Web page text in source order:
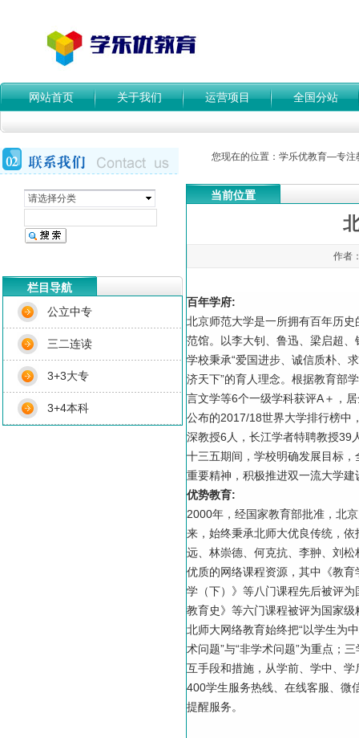
网站首页 关于我们 运营项目 全国分站
当前位置
作者
百年学府:
北京师范大学是一所拥有百年历
范馆。以李大钊、鲁迅、梁启超
学校秉承“爱国进步、诚信质朴、
济天下”的育人理念。根据教育部
言文学等6个一级学科获评A＋，
公布的2017/18世界大学排行榜中
深教授6人，长江学者特聘教授39
十三五期间，学校明确发展目标
重要精神，积极推进双一流大学建
优势教育:
2000年，经国家教育部批准，北
来，始终秉承北师大优良传统，
远、林崇德、何克抗、李翀、刘
优质的网络课程资源，其中《教
学（下）》等八门课程先后被评
教育史》等六门课程被评为国家级
北师大网络教育始终把“以学生为
术问题”与“非学术问题”为重点；
互手段和措施，从学前、学中、
400学生服务热线、在线客服、微
提醒服务。
请选择分类
您现在的位置： 学乐优教育—专注
栏目导航
公立中专
三二连读
3+3大专
3+4本科